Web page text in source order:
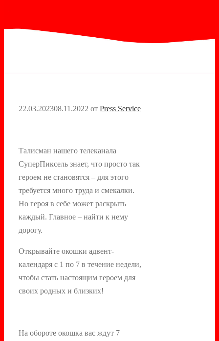
22.03.202308.11.2022 от Press Service
Талисман нашего телеканала
СуперПиксель знает, что просто так
героем не становятся – для этого
требуется много труда и смекалки.
Но героя в себе может раскрыть
каждый. Главное – найти к нему
дорогу.
Открывайте окошки адвент-
календаря с 1 по 7 в течение недели,
чтобы стать настоящим героем для
своих родных и близких!
На обороте окошка вас ждут 7